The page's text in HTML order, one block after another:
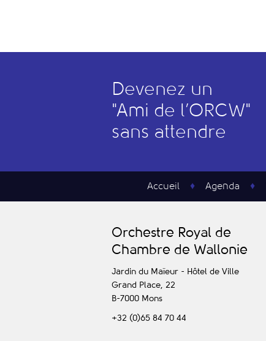
Devenez un
"Ami de l’ORCW"
sans attendre
Accueil Agenda
Orchestre Royal de
Chambre de Wallonie
Jardin du Maïeur - Hôtel de Ville
Grand Place, 22
B-7000 Mons
+32 (0)65 84 70 44